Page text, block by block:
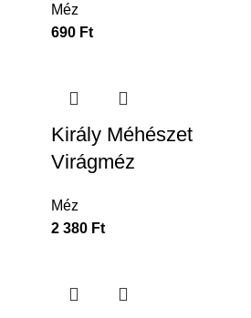
Méz
690 Ft
Király Méhészet
Virágméz
Méz
2 380 Ft